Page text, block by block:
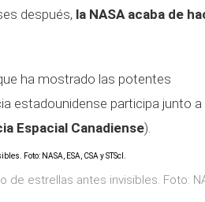
después, la NASA acaba de
ha mostrado las potentes
estadounidense participa junto a
Espacial Canadiense).
de estrellas antes invisibles. Foto: